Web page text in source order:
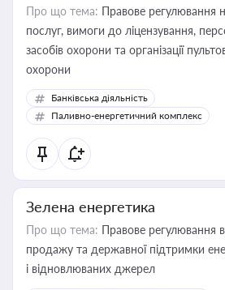
Про що тема: Правове регулювання
послуг, вимоги до ліцензування,
засобів охорони та організації
охорони
Банківська діяльність
Паливно-енергетичний комплекс
Зелена енергетика
Про що тема: Правове регулювання
продажу та державної підтримки
і відновлюваних джерел